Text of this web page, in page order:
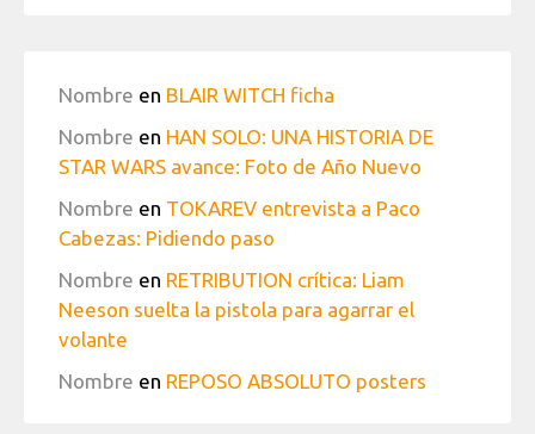
Nombre en BLAIR WITCH ficha
Nombre en HAN SOLO: UNA HISTORIA DE
STAR WARS avance: Foto de Año Nuevo
Nombre en TOKAREV entrevista a Paco
Cabezas: Pidiendo paso
Nombre en RETRIBUTION crítica: Liam
Neeson suelta la pistola para agarrar el
volante
Nombre en REPOSO ABSOLUTO posters